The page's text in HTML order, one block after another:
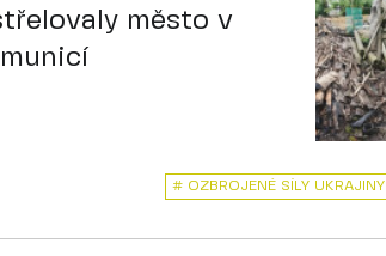
město v
# OZBROJENÉ SÍLY UKRAJINY